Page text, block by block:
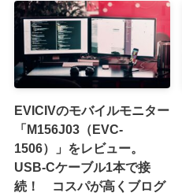
EVICIVのモバイルモニター
「M156J03（EVC-
1506）」をレビュー。
USB-Cケーブル1本で接
続！ コスパが高くブログ